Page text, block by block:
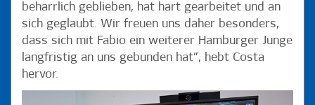
beharrlich geblieben, hat hart gearbeitet und an
sich geglaubt. Wir freuen uns daher besonders,
dass sich mit Fabio ein weiterer Hamburger Junge
langfristig an uns gebunden hat”, hebt Costa
hervor.